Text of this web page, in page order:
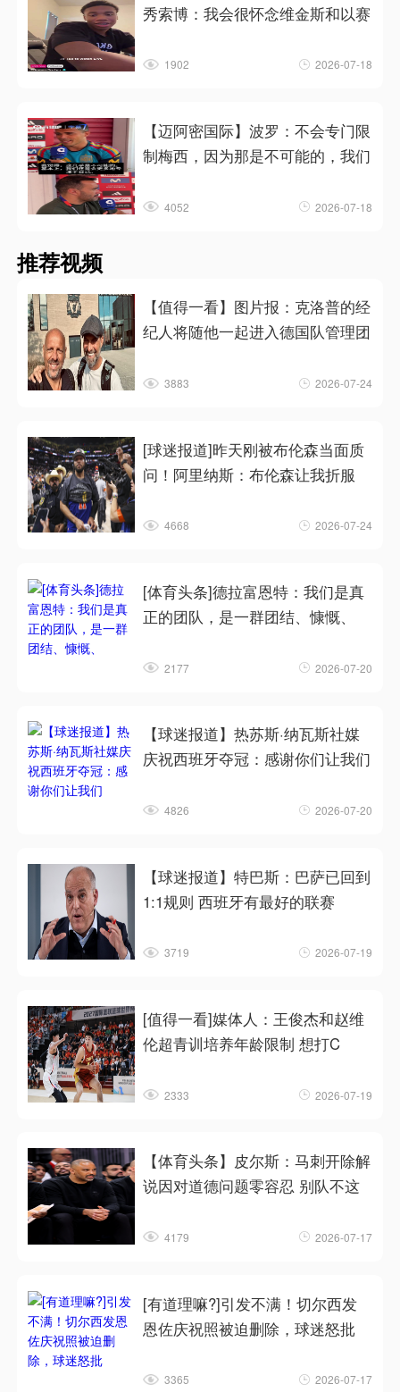
秀索博：我会很怀念维金斯和以赛
1902 2026-07-18
【迈阿密国际】波罗：不会专门限
制梅西，因为那是不可能的，我们
4052 2026-07-18
推荐视频
【值得一看】图片报：克洛普的经
纪人将随他一起进入德国队管理团
3883 2026-07-24
[球迷报道]昨天刚被布伦森当面质
问！阿里纳斯：布伦森让我折服
4668 2026-07-24
[体育头条]德拉富恩特：我们是真
正的团队，是一群团结、慷慨、
2177 2026-07-20
【球迷报道】热苏斯·纳瓦斯社媒
庆祝西班牙夺冠：感谢你们让我们
4826 2026-07-20
【球迷报道】特巴斯：巴萨已回到
1:1规则 西班牙有最好的联赛
3719 2026-07-19
[值得一看]媒体人：王俊杰和赵维
伦超青训培养年龄限制 想打C
2333 2026-07-19
【体育头条】皮尔斯：马刺开除解
说因对道德问题零容忍 别队不这
4179 2026-07-17
[有道理嘛?]引发不满！切尔西发
恩佐庆祝照被迫删除，球迷怒批
3365 2026-07-17